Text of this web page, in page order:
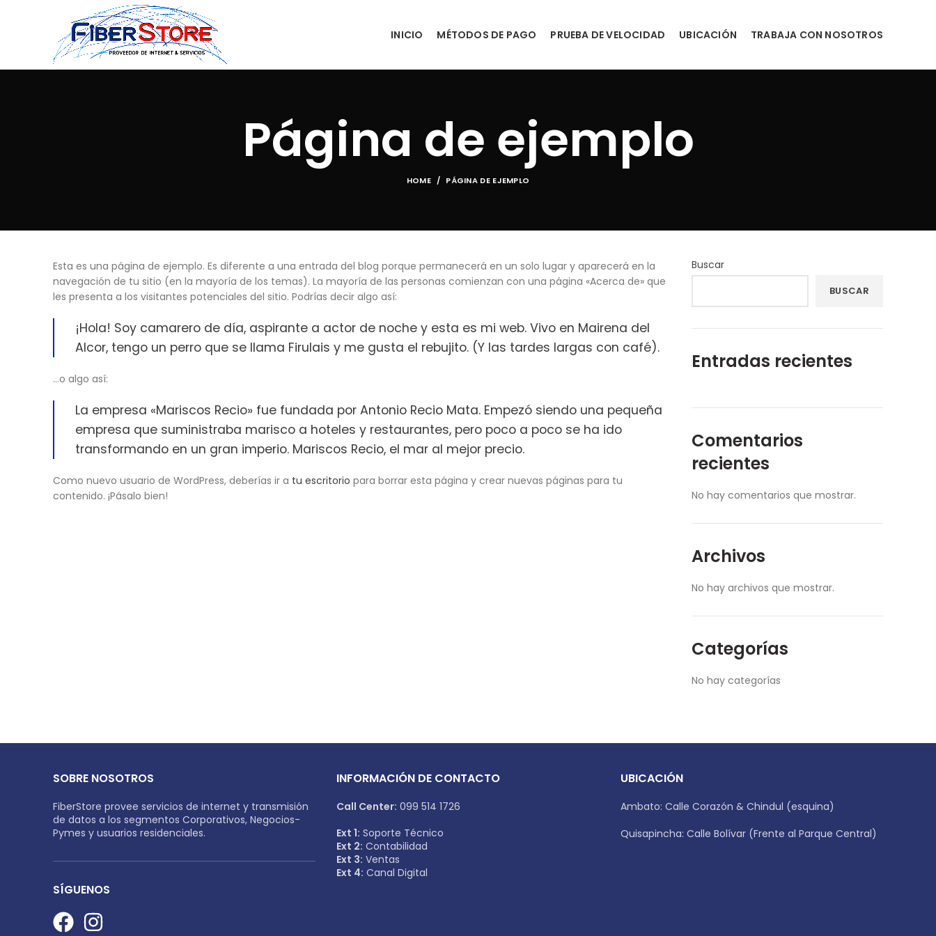
INICIO MÉTODOS DE PAGO PRUEBA DE VELOCIDAD UBICACIÓN TRABAJA CON NOSOTROS
Página de ejemplo
HOME PÁGINA DE EJEMPLO
Esta es una página de ejemplo. Es diferente a una entrada del blog porque permanecerá en un solo lugar y aparecerá en la
navegación de tu sitio (en la mayoría de los temas). La mayoría de las personas comienzan con una página «Acerca de» que
les presenta a los visitantes potenciales del sitio. Podrías decir algo así:
¡Hola! Soy camarero de día, aspirante a actor de noche y esta es mi web. Vivo en Mairena del
Alcor, tengo un perro que se llama Firulais y me gusta el rebujito. (Y las tardes largas con café).
…o algo así:
La empresa «Mariscos Recio» fue fundada por Antonio Recio Mata. Empezó siendo una pequeña
empresa que suministraba marisco a hoteles y restaurantes, pero poco a poco se ha ido
transformando en un gran imperio. Mariscos Recio, el mar al mejor precio.
Como nuevo usuario de WordPress, deberías ir a tu escritorio para borrar esta página y crear nuevas páginas para tu
contenido. ¡Pásalo bien!
Buscar
BUSCAR
Entradas recientes
Comentarios
recientes
No hay comentarios que mostrar.
Archivos
No hay archivos que mostrar.
Categorías
No hay categorías
SOBRE NOSOTROS
FiberStore provee servicios de internet y transmisión
de datos a los segmentos Corporativos, Negocios-
Pymes y usuarios residenciales.
SÍGUENOS
INFORMACIÓN DE CONTACTO
Call Center: 099 514 1726
Ext 1: Soporte Técnico
Ext 2: Contabilidad
Ext 3: Ventas
Ext 4: Canal Digital
UBICACIÓN
Ambato: Calle Corazón & Chindul (esquina)
Quisapincha: Calle Bolívar (Frente al Parque Central)